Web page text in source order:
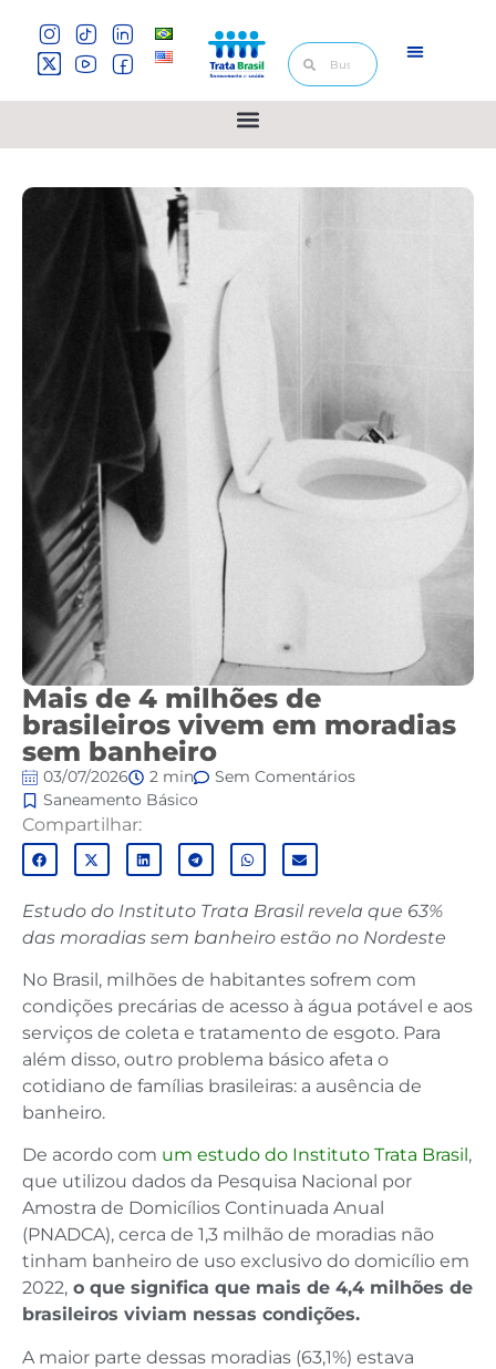
Mais de 4 milhões de
brasileiros vivem em moradias
sem banheiro
03/07/2026 2 min
Sem Comentários
Saneamento Básico
Compartilhar:
Estudo do Instituto Trata Brasil revela que 63%
das moradias sem banheiro estão no Nordeste
No Brasil, milhões de habitantes sofrem com
condições precárias de acesso à água potável e aos
serviços de coleta e tratamento de esgoto. Para
além disso, outro problema básico afeta o
cotidiano de famílias brasileiras: a ausência de
banheiro.
De acordo com um estudo do Instituto Trata Brasil ,
que utilizou dados da Pesquisa Nacional por
Amostra de Domicílios Continuada Anual
(PNADCA), cerca de 1,3 milhão de moradias não
tinham banheiro de uso exclusivo do domicílio em
2022, o que significa que mais de 4,4 milhões de
brasileiros viviam nessas condições.
A maior parte dessas moradias (63,1%) estava